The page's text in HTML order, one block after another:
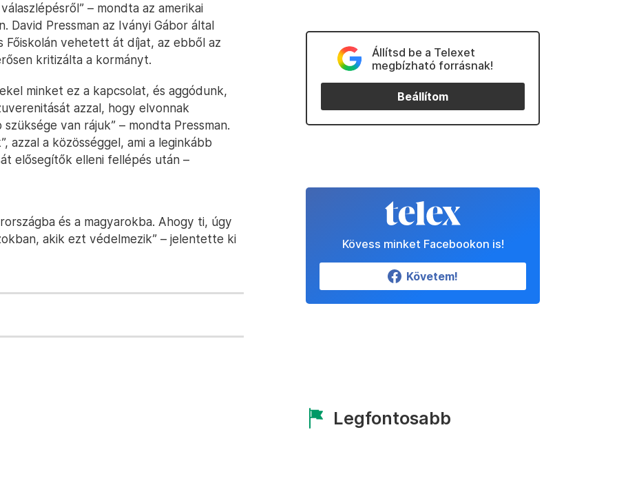
– mondta az amerikai
David Pressman az Iványi Gábor által
vehetett át díjat, az ebből az
kritizálta a kormányt.
minket ez a kapcsolat, és aggódunk,
azzal, hogy elvonnak
van rájuk” – mondta Pressman.
azzal a közösséggel, ami a leginkább
elősegítők elleni fellépés után –
és a magyarokba. Ahogy ti, úgy
akik ezt védelmezik” – jelentette ki
Állítsd be a Telexet
megbízható forrásnak!
Beállítom
Kövess minket Facebookon is!
Követem!
Legfontosabb